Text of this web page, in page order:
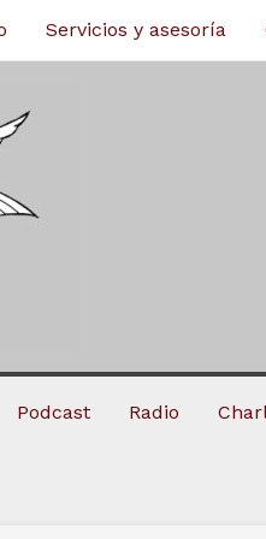
Servicios y asesoría
Podcast Radio